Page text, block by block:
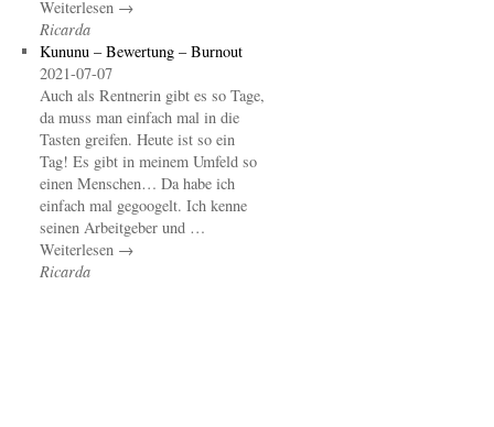
Weiterlesen →
Ricarda
Kununu – Bewertung – Burnout
2021-07-07
Auch als Rentnerin gibt es so Tage,
da muss man einfach mal in die
Tasten greifen. Heute ist so ein
Tag! Es gibt in meinem Umfeld so
einen Menschen… Da habe ich
einfach mal gegoogelt. Ich kenne
seinen Arbeitgeber und …
Weiterlesen →
Ricarda